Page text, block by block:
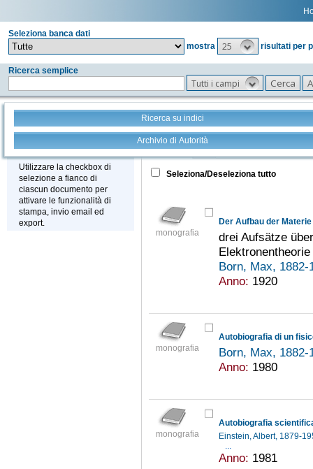
Seleziona banca dati
mostra
25 risultati per
Ricerca semplice
Tutti i campi
Ricerca su indici
Archivio di Autorità
Stampa - Email - Export
Utilizzare la checkbox di
selezione a fianco di
ciascun documento per
attivare le funzionalità di
stampa, invio email ed
export.
Tutto +
Seleziona/Deseleziona tutto
monografia
Der Aufbau der Materie
drei Aufsätze
Elektronentheorie
Born, Max,
Anno: 1920
monografia
Autobiografia di un
Born, Max,
Anno: 1980
monografia
Autobiografia
Einstein, Albert, 1879-
...
Anno: 1981